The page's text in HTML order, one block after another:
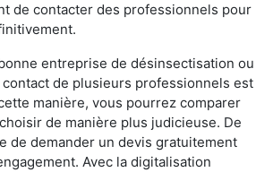
de contacter des professionnels pour
entreprise de désinsectisation ou
de plusieurs professionnels est
manière, vous pourrez comparer
de manière plus judicieuse. De
de demander un devis gratuitement
Avec la digitalisation